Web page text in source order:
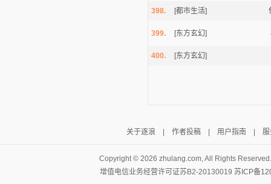
398. [都市生活]
399. [东方玄幻]
400. [东方玄幻]
关于逐浪 作者投稿| 用户指南 服
Copyright © 2026 zhulang.com, All Rights
增值电信业务经营许可证苏B2-20130019 苏ICP备